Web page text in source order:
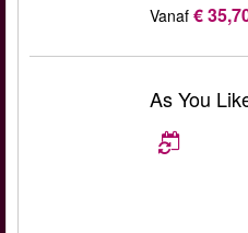
Vanaf €
As You